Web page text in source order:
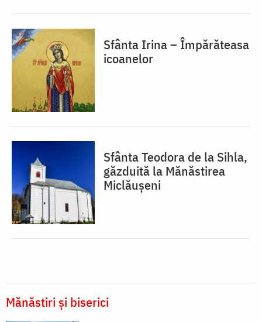
Sfânta Irina – Împărăteasa
icoanelor
Sfânta Teodora de la Sihla,
găzduită la Mănăstirea
Miclăușeni
Mănăstiri și biserici